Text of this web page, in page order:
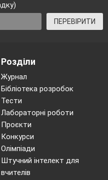
пташки, а нам
осінь в образі
виконання роботи
А також не
пташки-осені, який
та Купаві:
ПЕРЕВІРИТИ
Розділи
Журнал
Бібліотека розробок
Тести
Лабораторні роботи
Проєкти
Конкурси
Олімпіади
Штучний інтелект для
вчителів